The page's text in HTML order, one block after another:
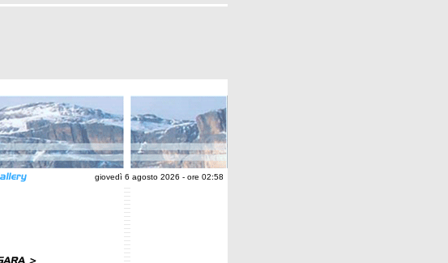
giovedì 6 agosto 2026 - ore 02:58